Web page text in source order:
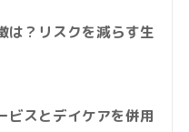
は？リスクを減らす生
ビスとデイケアを併用